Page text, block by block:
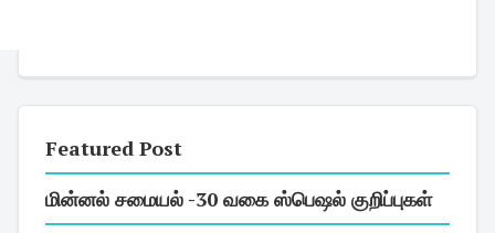
Featured Post
மின்னல் சமையல் -30 வகை ஸ்பெஷல் குறிப்புகள்